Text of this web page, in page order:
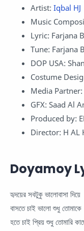
Artist: Iqbal HJ
Music
Lyric: Farjana
Tune: Farjana
DOP USA:
Costume
Media
GFX: Saad Al
Produced by:
Director: H AL
Doyamoy
হৃদয়ের সবটুকু ভালোবাসা দিয়ে
বাসতে চাই ভালো শুধু তোমাকে
হতে চাই প্রিয় শুধু তোমারি